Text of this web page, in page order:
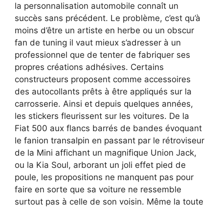
la personnalisation automobile connaît un
succès sans précédent. Le problème, c’est qu’à
moins d’être un artiste en herbe ou un obscur
fan de tuning il vaut mieux s’adresser à un
professionnel que de tenter de fabriquer ses
propres créations adhésives. Certains
constructeurs proposent comme accessoires
des autocollants prêts à être appliqués sur la
carrosserie. Ainsi et depuis quelques années,
les stickers fleurissent sur les voitures. De la
Fiat 500 aux flancs barrés de bandes évoquant
le fanion transalpin en passant par le rétroviseur
de la Mini affichant un magnifique Union Jack,
ou la Kia Soul, arborant un joli effet pied de
poule, les propositions ne manquent pas pour
faire en sorte que sa voiture ne ressemble
surtout pas à celle de son voisin. Même la toute